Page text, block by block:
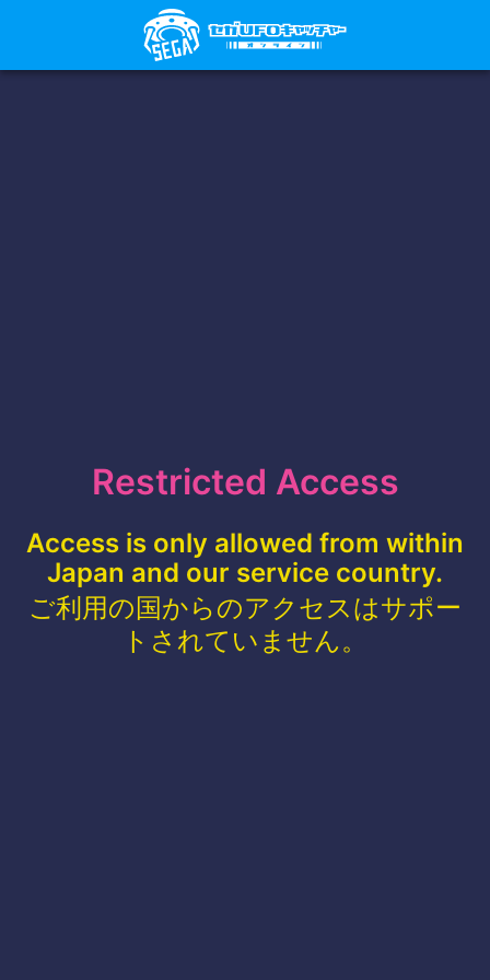
Restricted Access
Access is only allowed from within
Japan and our service country.
ご利用の国からのアクセスはサポー
トされていません。